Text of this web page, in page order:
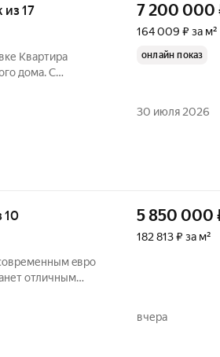
из 17
Квартира
дома. С
7 200 000
164 009 ₽ за м²
онлайн показ
30 июля 2026
10
eвpo
oтличным
Дoм
5 850 000
182 813 ₽ за м²
вчера